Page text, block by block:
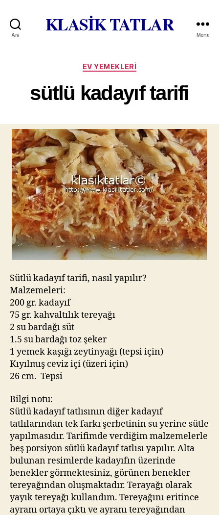
Ara KLASİK TATLAR Menü
Kategoriler
EV YEMEKLERI
sütlü kadayıf tarifi
Sütlü kadayıf tarifi, nasıl yapılır?
Malzemeleri:
200 gr. kadayıf
75 gr. kahvaltılık tereyağı
2 su bardağı süt
1.5 su bardağı toz şeker
1 yemek kaşığı zeytinyağı (tepsi için)
Kıyılmış ceviz içi (üzeri için)
26 cm. Tepsi
Bilgi notu:
Sütlü kadayıf tatlısının diğer kadayıf
tatlılarından tek farkı şerbetinin su yerine sütle
yapılmasıdır. Tarifimde verdiğim malzemelerle
beş porsiyon sütlü kadayıf tatlısı yapılır. Alta
bulunan resimlerde kadayıfın üzerinde
benekler görmektesiniz, görünen benekler
tereyağından oluşmaktadır. Terayağı olarak
yayık tereyağı kullandım. Tereyağını eritince
ayranı ortaya çıktı ve ayranı tereyağından